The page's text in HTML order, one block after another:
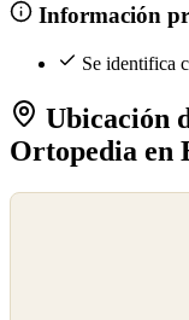
Información
Se identifica
Ubicación
Ortopedia en